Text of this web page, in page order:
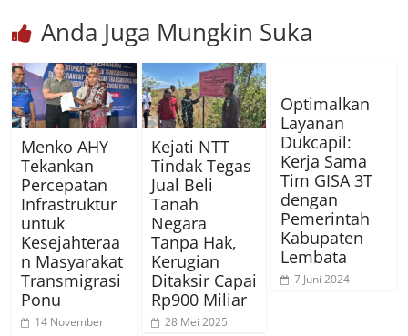
Anda Juga Mungkin Suka
Menko AHY
Tekankan
Percepatan
Infrastruktur
untuk
Kesejahteraa
n Masyarakat
Transmigrasi
Ponu
14 November
Kejati NTT
Tindak Tegas
Jual Beli
Tanah
Negara
Tanpa Hak,
Kerugian
Ditaksir Capai
Rp900 Miliar
28 Mei 2025
Optimalkan
Layanan
Dukcapil:
Kerja Sama
Tim GISA 3T
dengan
Pemerintah
Kabupaten
Lembata
7 Juni 2024